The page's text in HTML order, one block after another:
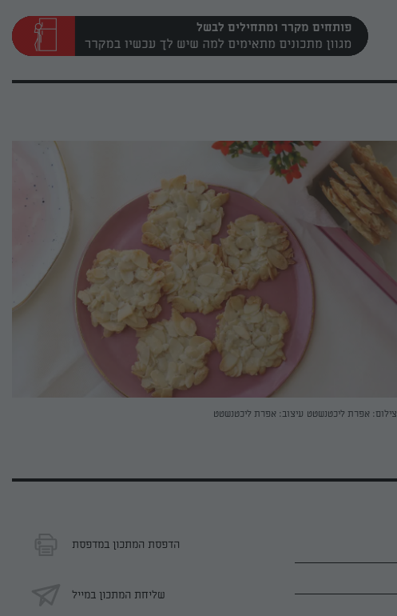
פותחים מקרר ומתחילים לבשל
צילום: אפרת ליכטנשטט עיצוב: אפרת ליכטנשטט
הדפסת המתכון במדפסת
שליחת המתכון במייל